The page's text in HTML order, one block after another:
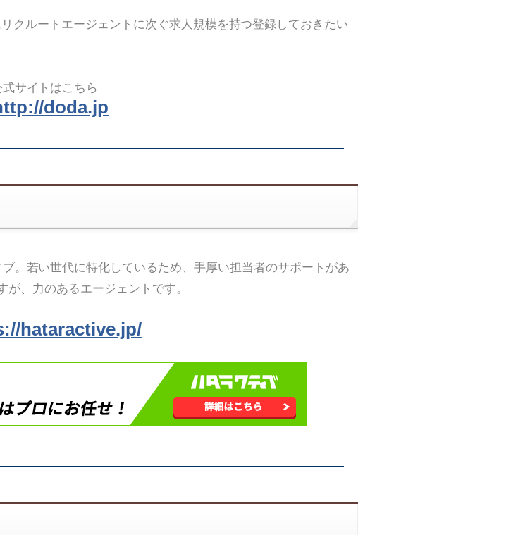
クルートエージェントに次ぐ求人規模を持つ登録しておきたい
式サイトはこちら
doda.jp
。若い世代に特化しているため、手厚い担当者のサポートがあ
が、力のあるエージェントです。
hataractive.jp/